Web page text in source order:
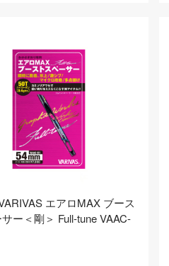
エアロMAX ブース
サー＜剛＞ Full-tune VAAC-